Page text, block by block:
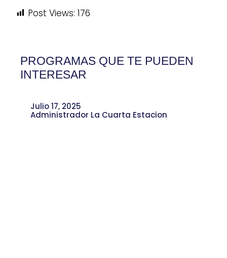
Post Views: 176
PROGRAMAS QUE TE PUEDEN
INTERESAR
Julio 17, 2025
Administrador La Cuarta Estacion